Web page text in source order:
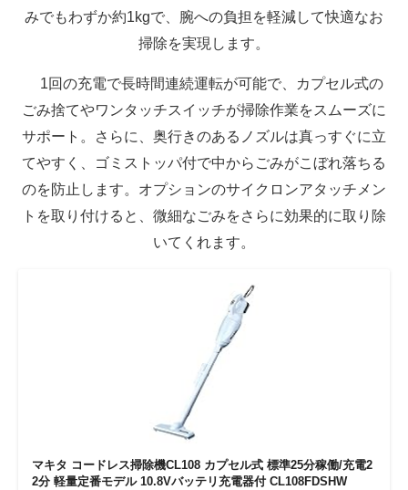
みでもわずか約1kgで、腕への負担を軽減して快適なお
掃除を実現します。
1回の充電で長時間連続運転が可能で、カプセル式の
ごみ捨てやワンタッチスイッチが掃除作業をスムーズに
サポート。さらに、奥行きのあるノズルは真っすぐに立
てやすく、ゴミストッパ付で中からごみがこぼれ落ちる
のを防止します。オプションのサイクロンアタッチメン
トを取り付けると、微細なごみをさらに効果的に取り除
いてくれます。
マキタ コードレス掃除機CL108 カプセル式 標準25分稼働/充電2
2分 軽量定番モデル 10.8Vバッテリ充電器付 CL108FDSHW